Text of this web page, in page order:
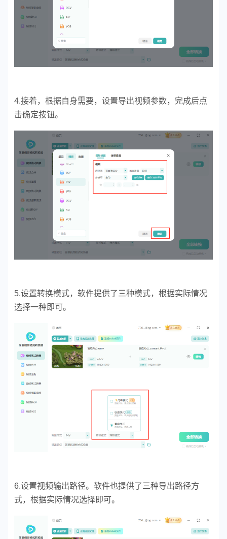
4.接着，根据自身需要，设置导出视频参数，完成后点
击确定按钮。
5.设置转换模式，软件提供了三种模式，根据实际情况
选择一种即可。
6.设置视频输出路径。软件也提供了三种导出路径方
式，根据实际情况选择即可。